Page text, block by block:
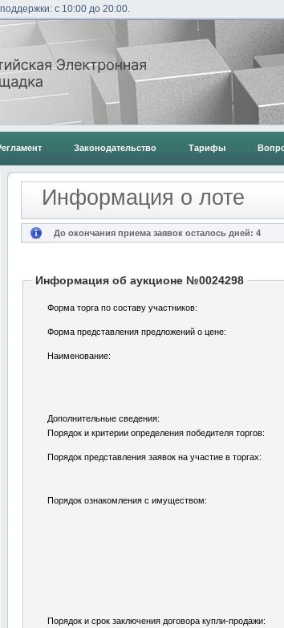
с 10:00 до 20:00.
Законодательство Тарифы
Информация о лоте
До окончания приема заявок осталось дней: 4
Информация об аукционе №0024298
Форма торга по составу участников:
Форма представления предложений о цене:
Наименование:
Дополнительные сведения:
Порядок и критерии определения победителя торгов:
Порядок представления заявок на участие в торгах:
Порядок ознакомления с имуществом:
Порядок и срок заключения договора купли-продажи: